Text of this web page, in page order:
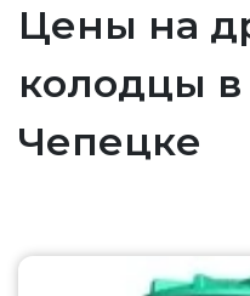
Цены на
колодцы
Чепецке